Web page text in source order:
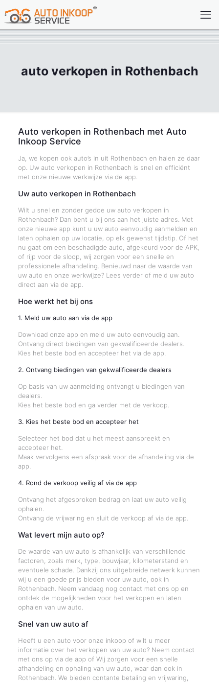
auto verkopen in Rothenbach
Auto verkopen in Rothenbach met Auto
Inkoop Service
Ja, we kopen ook auto’s in uit Rothenbach en halen ze daar
op. Uw auto verkopen in Rothenbach is snel en efficiënt
met onze nieuwe werkwijze via de app.
Uw auto verkopen in Rothenbach
Wilt u snel en zonder gedoe uw auto verkopen in
Rothenbach? Dan bent u bij ons aan het juiste adres. Met
onze nieuwe app kunt u uw auto eenvoudig aanmelden en
laten ophalen op uw locatie, op elk gewenst tijdstip. Of het
nu gaat om een beschadigde auto, afgekeurd voor de APK,
of rijp voor de sloop, wij zorgen voor een snelle en
professionele afhandeling. Benieuwd naar de waarde van
uw auto en onze werkwijze? Lees verder of meld uw auto
direct aan via de app.
Hoe werkt het bij ons
1. Meld uw auto aan via de app
Download onze app en meld uw auto eenvoudig aan.
Ontvang direct biedingen van gekwalificeerde dealers.
Kies het beste bod en accepteer het via de app.
2. Ontvang biedingen van gekwalificeerde dealers
Op basis van uw aanmelding ontvangt u biedingen van
dealers.
Kies het beste bod en ga verder met de verkoop.
3. Kies het beste bod en accepteer het
Selecteer het bod dat u het meest aanspreekt en
accepteer het.
Maak vervolgens een afspraak voor de afhandeling via de
app.
4. Rond de verkoop veilig af via de app
Ontvang het afgesproken bedrag en laat uw auto veilig
ophalen.
Ontvang de vrijwaring en sluit de verkoop af via de app.
Wat levert mijn auto op?
De waarde van uw auto is afhankelijk van verschillende
factoren, zoals merk, type, bouwjaar, kilometerstand en
eventuele schade. Dankzij ons uitgebreide netwerk kunnen
wij u een goede prijs bieden voor uw auto, ook in
Rothenbach. Neem vandaag nog contact met ons op en
ontdek de mogelijkheden voor het verkopen en laten
ophalen van uw auto.
Snel van uw auto af
Heeft u een auto voor onze inkoop of wilt u meer
informatie over het verkopen van uw auto? Neem contact
met ons op via de app of Wij zorgen voor een snelle
afhandeling en ophaling van uw auto, waar dan ook in
Rothenbach. We bieden contante betaling en vrijwaring,